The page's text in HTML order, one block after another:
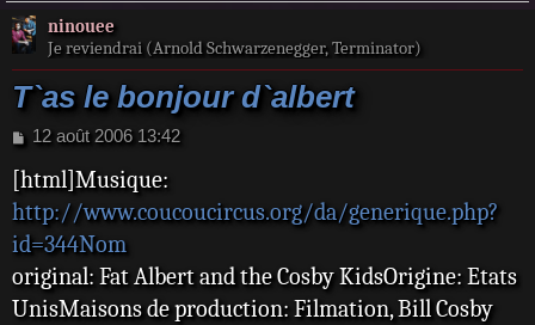
ninouee
Je reviendrai (Arnold Schwarzenegger, Terminator)
T`as le bonjour d`albert
M
s
a
g
e
12 août 2006 13:42
[html]Musique:
http://www.coucoucircus.org/da/generique.php?
id=344Nom
original: Fat Albert and the Cosby KidsOrigine: Etats
UnisMaisons de production: Filmation, Bill Cosby